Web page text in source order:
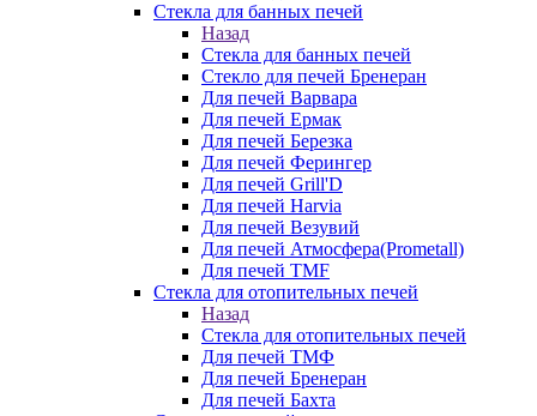
Стекла для банных печей
Назад
Стекла для банных печей
Стекло для печей Бренеран
Для печей Варвара
Для печей Ермак
Для печей Березка
Для печей Ферингер
Для печей Grill'D
Для печей Harvia
Для печей Везувий
Для печей Атмосфера(Prometall)
Для печей TMF
Стекла для отопительных печей
Назад
Стекла для отопительных печей
Для печей ТМФ
Для печей Бренеран
Для печей Бахта